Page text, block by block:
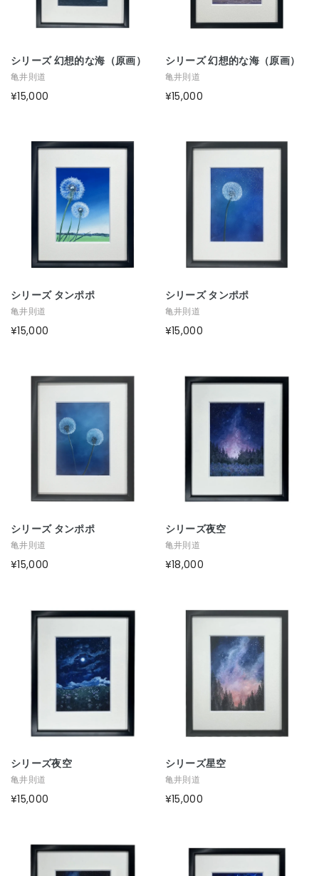
シリーズ 幻想的な海（原画）
亀井則道
¥15,000
シリーズ 幻想的な海（原画）
亀井則道
¥15,000
シリーズ タンポポ
亀井則道
¥15,000
シリーズ タンポポ
亀井則道
¥15,000
シリーズ タンポポ
亀井則道
¥15,000
シリーズ夜空
亀井則道
¥18,000
シリーズ夜空
亀井則道
¥15,000
シリーズ星空
亀井則道
¥15,000